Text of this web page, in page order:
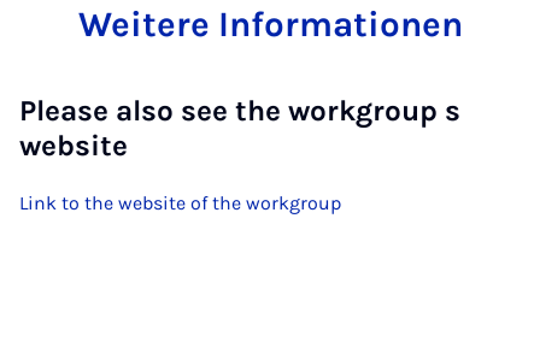
Weitere Informationen
Please also see the workgroup s
website
Link to the website of the workgroup